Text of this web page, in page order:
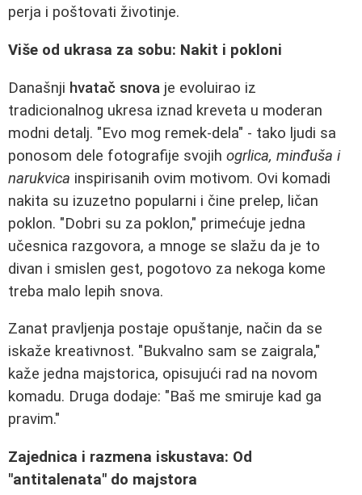
perja i poštovati životinje.
Više od ukrasa za sobu: Nakit i pokloni
Današnji hvatač snova je evoluirao iz
tradicionalnog ukresa iznad kreveta u moderan
modni detalj. "Evo mog remek-dela" - tako ljudi sa
ponosom dele fotografije svojih ogrlica, minđuša i
narukvica inspirisanih ovim motivom. Ovi komadi
nakita su izuzetno popularni i čine prelep, ličan
poklon. "Dobri su za poklon," primećuje jedna
učesnica razgovora, a mnoge se slažu da je to
divan i smislen gest, pogotovo za nekoga kome
treba malo lepih snova.
Zanat pravljenja postaje opuštanje, način da se
iskaže kreativnost. "Bukvalno sam se zaigrala,"
kaže jedna majstorica, opisujući rad na novom
komadu. Druga dodaje: "Baš me smiruje kad ga
pravim."
Zajednica i razmena iskustava: Od
"antitalenata" do majstora